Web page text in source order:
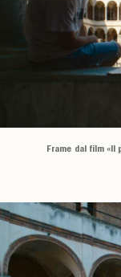
Frame dal film «Il